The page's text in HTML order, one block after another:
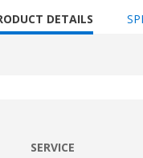
DETAILS
SERVICE